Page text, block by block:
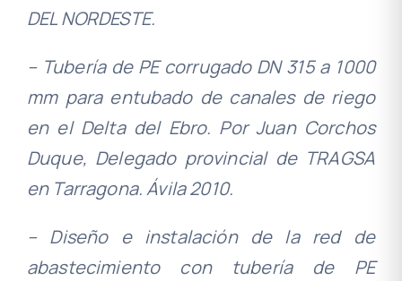
DEL NORDESTE.
– Tubería de PE corrugado DN 315 a 1000
mm para entubado de canales de riego
en el Delta del Ebro. Por Juan Corchos
Duque, Delegado provincial de TRAGSA
en Tarragona. Ávila 2010.
– Diseño e instalación de la red de
abastecimiento con tubería de PE